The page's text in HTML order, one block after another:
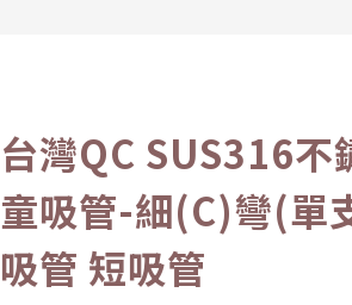
台灣QC SUS316不
童吸管-細(C)彎(單
吸管 短吸管